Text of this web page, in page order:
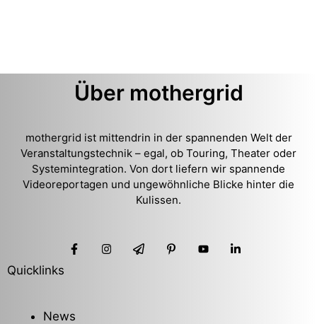
Über mothergrid
mothergrid ist mittendrin in der spannenden Welt der
Veranstaltungstechnik – egal, ob Touring, Theater oder
Systemintegration. Von dort liefern wir spannende
Videoreportagen und ungewöhnliche Blicke hinter die
Kulissen.
Quicklinks
News